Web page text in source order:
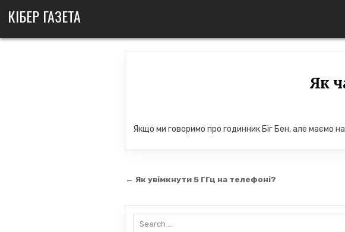
КІБЕР ГАЗЕТА
Як
Якщо ми говоримо про годинник Біг Бен, але маємо
Навігація
← Як увімкнути 5 ГГц на телефоні?